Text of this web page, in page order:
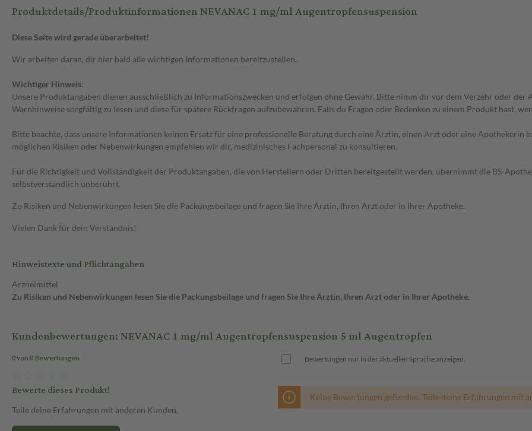
Produktdetails/Produktinformationen NEVANAC 1 mg/ml Augentropfensuspension
Diese Seite wird gerade überarbeitet!
Wir arbeiten daran, dir hier bald alle wichtigen Informationen bereitzustellen.
Wichtiger Hinweis:
Unsere Produktangaben dienen ausschließlich zu Informationszwecken und erfolgen ohne Gewähr. Bitte nimm dir vor dem Verzehr oder
Warnhinweise sorgfältig zu lesen und diese für spätere Rückfragen aufzubewahren. Falls du Fragen oder Bedenken zu einem Produkt hast,
Bitte beachte, dass unsere Informationen keinen Ersatz für eine professionelle Beratung durch eine Ärztin, einen Arzt oder eine Apothekerin
möglichen Risiken oder Nebenwirkungen empfehlen wir dir, medizinisches Fachpersonal zu konsultieren.
Für die Richtigkeit und Vollständigkeit der Produktangaben, die von Herstellern oder Dritten bereitgestellt werden, übernimmt die BS-
selbstverständlich unberührt.
Zu Risiken und Nebenwirkungen lesen Sie die Packungsbeilage und fragen Sie Ihre Ärztin, Ihren Arzt oder in Ihrer Apotheke.
Vielen Dank für dein Verständnis!
Hinweistexte und Pflichtangaben
Arzneimittel
Zu Risiken und Nebenwirkungen lesen Sie die Packungsbeilage und fragen Sie Ihre Ärztin, Ihren Arzt oder in Ihrer Apotheke.
Kundenbewertungen: NEVANAC 1 mg/ml Augentropfensuspension 5 ml Augentropfen
0 von 0 Bewertungen
Bewerte dieses Produkt!
Teile deine Erfahrungen mit anderen Kunden.
Bewertungen nur in der aktuellen Sprache anzeigen.
Keine Bewertungen gefunden. Teile deine Erfahrungen mit